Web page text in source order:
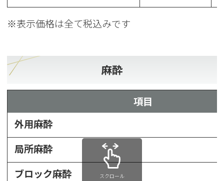
※表示価格は全て税込みです
麻酔
項目
外用麻酔
局所麻酔
ブロック麻酔
スクロール